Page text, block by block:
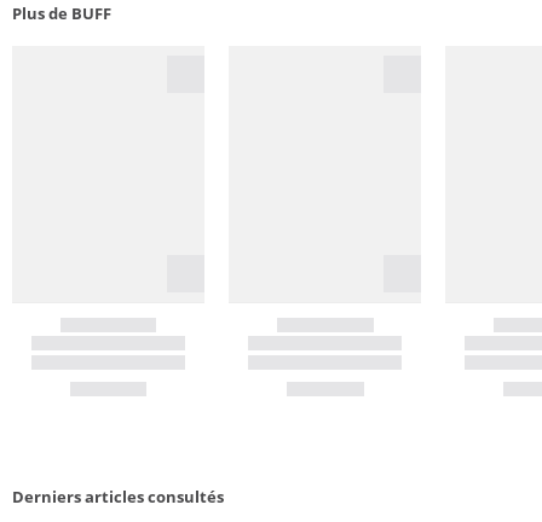
Plus de BUFF
Derniers articles consultés